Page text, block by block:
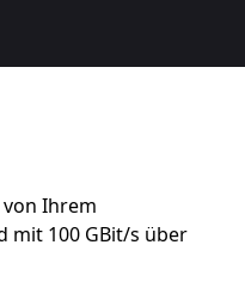
Ihrem
mit 100 GBit/s über